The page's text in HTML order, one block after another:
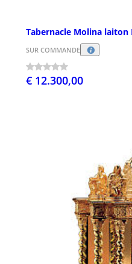
Tabernacle Molina laiton
SUR COMMANDE
€ 12.300,00